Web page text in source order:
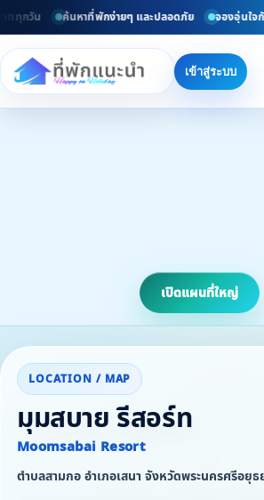
ทุกวัน ค้นหาที่พักง่ายๆ และปลอดภัย จองอุ่นใจกั
เข้าสู่ระบบ
เปิดแผนที่ใหญ่
LOCATION / MAP
มุมสบาย รีสอร์ท
Moomsabai Resort
ตำบลสามกอ อำเภอเสนา จังหวัดพระนครศรีอยุ